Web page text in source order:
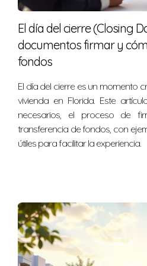
una inversión inteligente al
propiedad en el sur de Florida.
información o asistencia sobre
ponerte en contacto conmigo.
tengo amplia experiencia en
ayudarte a proteger tu hogar
El día del cierre (Closing
documentos firmar y
fondos
El día del cierre es un momento
vivienda en Florida. Este
necesarios, el proceso de
transferencia de fondos, con
útiles para facilitar la experiencia.